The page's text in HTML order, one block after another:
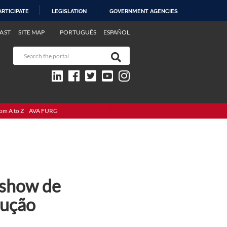
LEGISLATION GOVERNMENT AGENCIES
PORTUGUÊS ESPAÑOL
SITE MAP
A to Z AVA FURG
de